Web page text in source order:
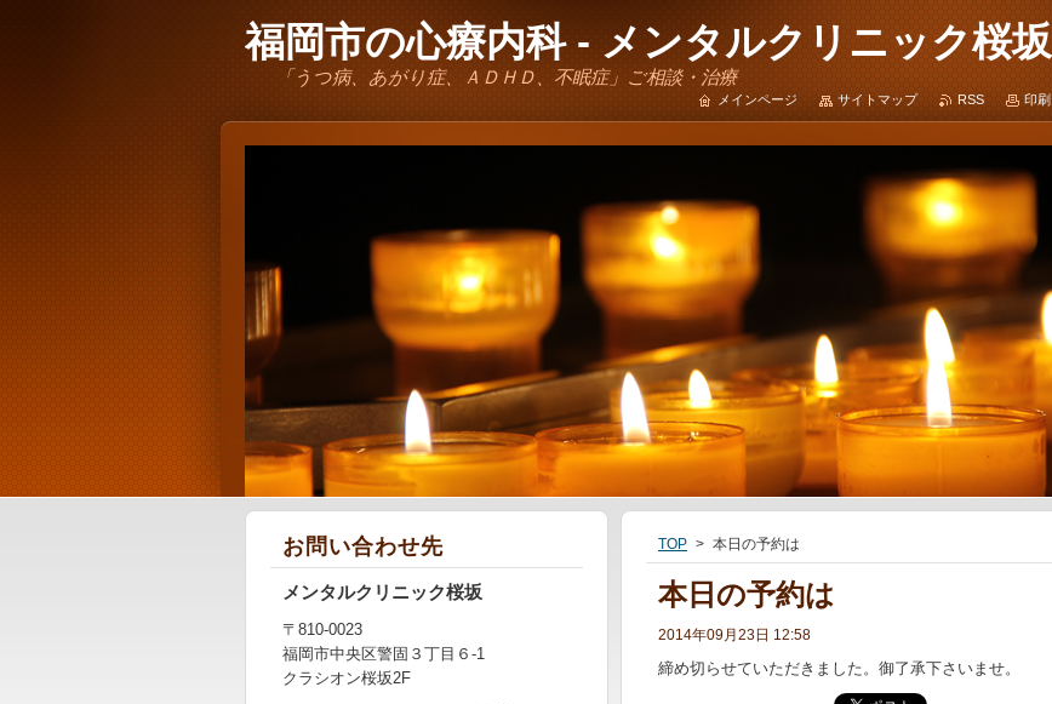
福岡市の心療内科 - メンタルクリニック桜坂
「うつ病、あがり症、ＡＤＨＤ、不眠症」ご相談・治療
TOP > 本日の予約は
本日の予約は
2014年09月23日 12:58
締め切らせていただきました。御了承下さいませ。
お問い合わせ先
メンタルクリニック桜坂
〒810-0023
福岡市中央区警固３丁目６-1
クラシオン桜坂2F
メインページ サイトマップ RSS 印刷